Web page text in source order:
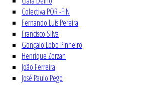
Colectiva POR -FIN
Fernando Luís Pereira
Francisco Silva
Gonçalo Lobo Pinheiro
Henrique Zorzan
João Ferreira
José Paulo Pego